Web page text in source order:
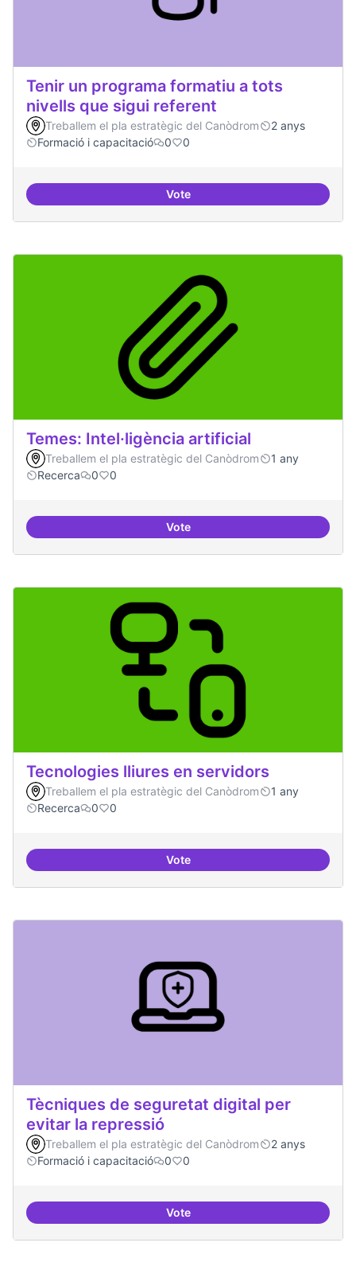
Tenir un programa formatiu a tots
nivells que sigui referent
Treballem el pla estratègic del Canòdrom
2 anys
Formació i capacitació
0 0
VoteTenir un programa formatiu a
Temes: Intel·ligència artificial
Treballem el pla estratègic del Canòdrom
1 any
Recerca
0 0
VoteTemes: Intel·ligència artificial
Tecnologies lliures en servidors
Treballem el pla estratègic del Canòdrom
1 any
Recerca
0 0
VoteTecnologies lliures en servidors
Tècniques de seguretat digital per
evitar la repressió
Treballem el pla estratègic del Canòdrom
2 anys
Formació i capacitació
0 0
VoteTècniques de seguretat digital